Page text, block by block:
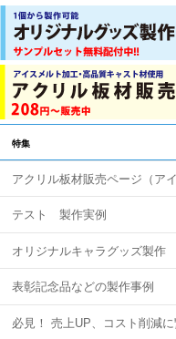
特集
アクリル板材販売ページ（ア
テスト 製作実例
オリジナルキャラグッズ製作
表彰記念品などの製作事例
必見！ 売上UP、コスト削減